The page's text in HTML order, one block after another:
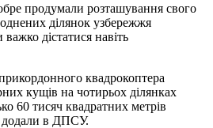
продумали розташування свого
ділянок узбережжя
дістатися навіть
квадрокоптера
кущів на чотирьох ділянках
60 тисяч квадратних метрів
додали в ДПСУ.